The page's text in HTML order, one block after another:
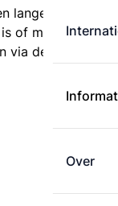
Over
langere route,
of met minder
via de kortste